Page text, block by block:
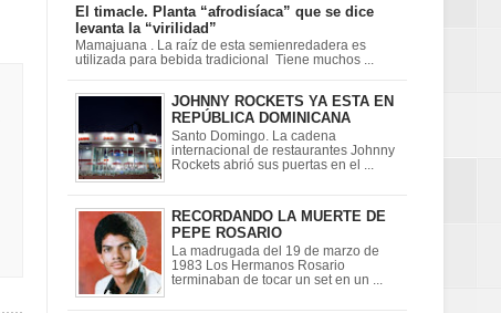
El timacle. Planta “afrodisíaca” que se dice
levanta la “virilidad”
Mamajuana . La raíz de esta semienredadera es
utilizada para bebida tradicional Tiene muchos ...
JOHNNY ROCKETS YA ESTA EN
REPÚBLICA DOMINICANA
Santo Domingo. La cadena
internacional de restaurantes Johnny
Rockets abrió sus puertas en el ...
RECORDANDO LA MUERTE DE
PEPE ROSARIO
La madrugada del 19 de marzo de
1983 Los Hermanos Rosario
terminaban de tocar un set en un ...